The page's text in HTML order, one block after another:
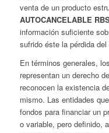
venta de un producto
AUTOCANCELABLE
información suficiente
sufrido éste la pérdida
En términos generales,
representan un derecho
reconocen la existencia
mismo. Las entidades
fondos para financiar un
o variable, pero definido,